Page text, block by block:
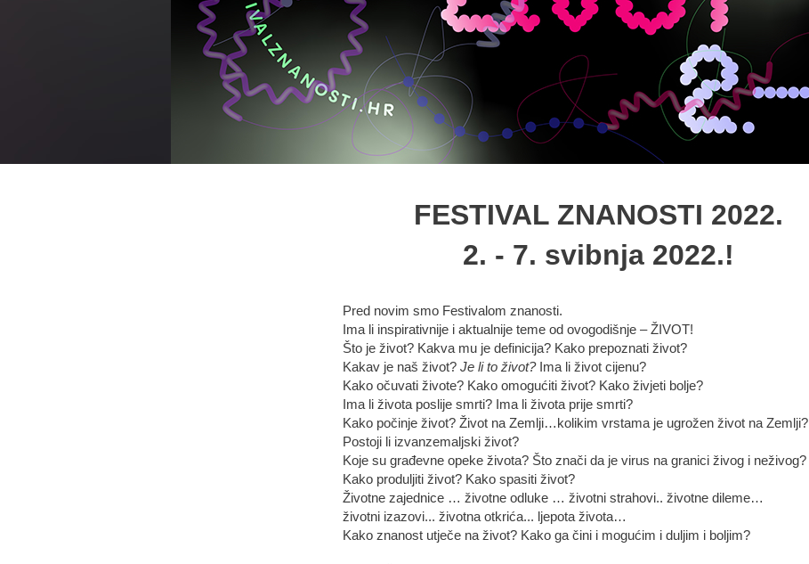
FESTIVAL ZNANOSTI 2022.
2. - 7. svibnja 2022.!
Pred novim smo Festivalom znanosti.
Ima li inspirativnije i aktualnije teme od ovogodišnje – ŽIVOT!
Što je život? Kakva mu je definicija? Kako prepoznati život?
Kakav je naš život? Je li to život?Ima li život cijenu?
Kako očuvati živote? Kako omogućiti život? Kako živjeti bolje?
Ima li života poslije smrti? Ima li života prije smrti?
Kako počinje život? Život na Zemlji…kolikim vrstama je ugrožen život na Zemlji?
Postoji li izvanzemaljski život?
Koje su građevne opeke života? Što znači da je virus na granici živog i neživog?
Kako produljiti život? Kako spasiti život?
Životne zajednice … životne odluke … životni strahovi.. životne dileme…
životni izazovi... životna otkrića... ljepota života…
Kako znanost utječe na život? Kako ga čini i mogućim i duljim i boljim?